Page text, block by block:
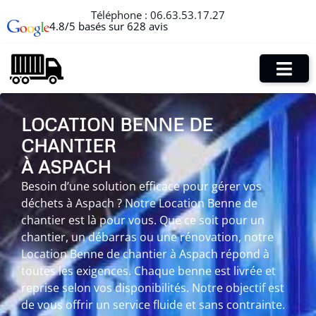
Téléphone : 06.63.53.17.27
4.8/5 basés sur 628 avis
LOCATION BENNE DE
CHANTIER
À ASPACH
Besoin d’une solution efficace pour gérer vos
déchets à Aspach ? Notre Location Benne de
chantier est là pour vous. Que ce soit pour un
chantier, un débarras ou une rénovation, notre
Location Benne de chantier à Aspach répond à
toutes les exigences. Chaque benne est livrée et
reprise selon vos disponibilités. Notre objectif est
de vous offrir un service fluide et sans contrainte.